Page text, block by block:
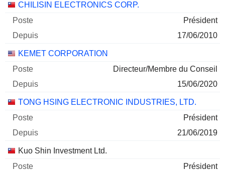
CHILISIN ELECTRONICS CORP.
Président
17/06/2010
KEMET CORPORATION
Directeur/Membre du Conseil
15/06/2020
TONG HSING ELECTRONIC INDUSTRIES, LTD.
Président
21/06/2019
Kuo Shin Investment Ltd.
Président